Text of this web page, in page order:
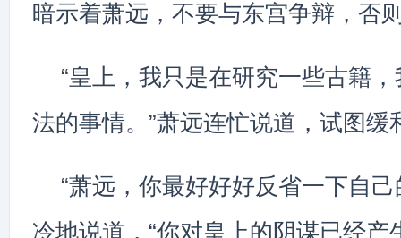
暗示着萧远，不要与东宫争辩，否
“皇上，我只是在研究一些古籍
法的事情。”萧远连忙说道，试图缓
“萧远，你最好好好反省一下自
冷地说道，“你对皇上的阴谋已经产